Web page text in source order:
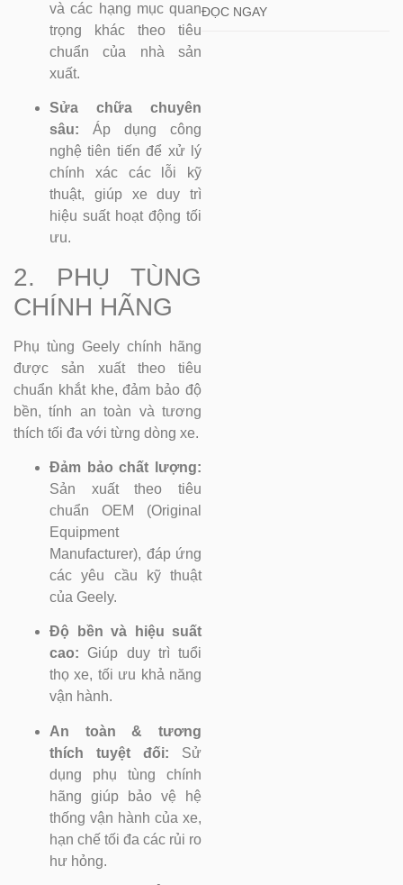
và các hạng mục quan
trọng khác theo tiêu
chuẩn của nhà sản
xuất.
Sửa chữa chuyên
sâu: Áp dụng công
nghệ tiên tiến để xử lý
chính xác các lỗi kỹ
thuật, giúp xe duy trì
hiệu suất hoạt động tối
ưu.
2. PHỤ TÙNG
CHÍNH HÃNG
Phụ tùng Geely chính hãng
được sản xuất theo tiêu
chuẩn khắt khe, đảm bảo độ
bền, tính an toàn và tương
thích tối đa với từng dòng xe.
Đảm bảo chất lượng:
Sản xuất theo tiêu
chuẩn OEM (Original
Equipment
Manufacturer), đáp ứng
các yêu cầu kỹ thuật
của Geely.
Độ bền và hiệu suất
cao: Giúp duy trì tuổi
thọ xe, tối ưu khả năng
vận hành.
An toàn & tương
thích tuyệt đối: Sử
dụng phụ tùng chính
hãng giúp bảo vệ hệ
thống vận hành của xe,
hạn chế tối đa các rủi ro
hư hỏng.
ĐỌC NGAY